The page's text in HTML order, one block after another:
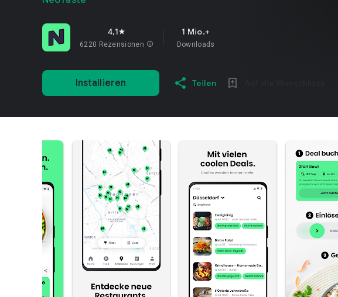
4,1star
6220 Rezensionen info
1 Mio.+
Downloads
Installieren Teilen